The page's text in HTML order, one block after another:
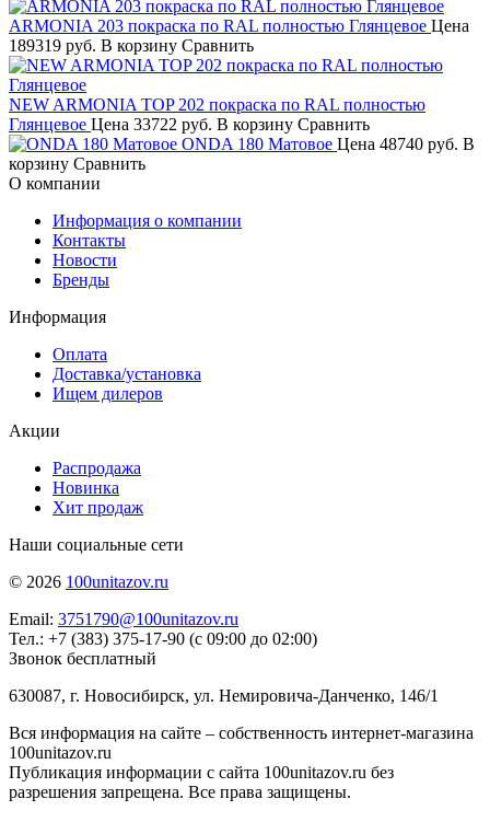
ARMONIA 203 покраска по RAL полностью Глянцевое Цена
189319 руб. В корзину Сравнить
NEW ARMONIA TOP 202 покраска по RAL полностью
Глянцевое Цена 33722 руб. В корзину Сравнить
ONDA 180 Матовое Цена 48740 руб. В
корзину Сравнить
О компании
Информация о компании
Контакты
Новости
Бренды
Информация
Оплата
Доставка/установка
Ищем дилеров
Акции
Распродажа
Новинка
Хит продаж
Наши социальные сети
© 2026 100unitazov.ru
Email: 3751790@100unitazov.ru
Тел.: +7 (383) 375-17-90 (с 09:00 до 02:00)
Звонок бесплатный
630087, г. Новосибирск, ул. Немировича-Данченко, 146/1
Вся информация на сайте – собственность интернет-магазина
100unitazov.ru
Публикация информации с сайта 100unitazov.ru без
разрешения запрещена. Все права защищены.